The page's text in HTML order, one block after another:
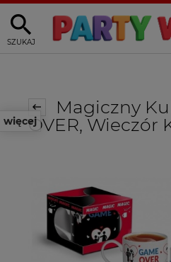
SZUKAJ
więcej
Magiczny
OVER, Wieczór